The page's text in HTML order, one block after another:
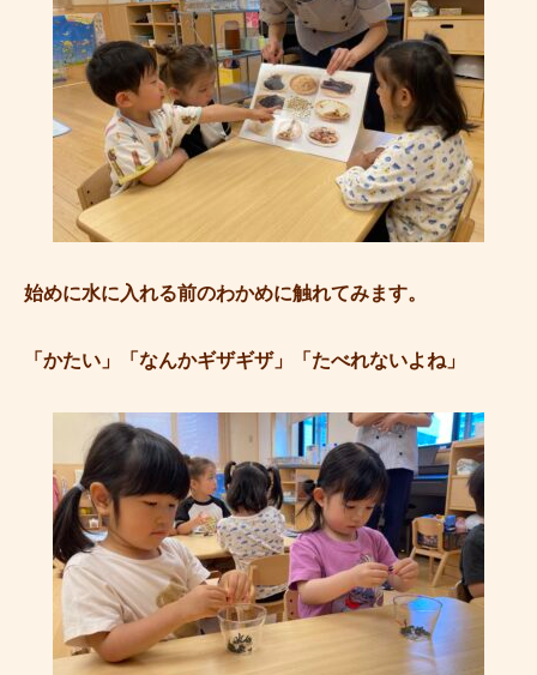
始めに水に入れる前のわかめに触れてみます。
「かたい」「なんかギザギザ」「たべれないよね」